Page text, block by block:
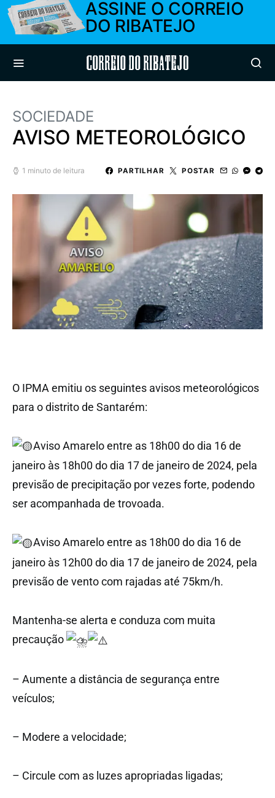
ASSINE O CORREIO
DO RIBATEJO
Correio do Ribatejo
SOCIEDADE
AVISO METEOROLÓGICO
1 minuto de leitura PARTILHAR POSTAR
O IPMA emitiu os seguintes avisos meteorológicos
para o distrito de Santarém:
Aviso Amarelo entre as 18h00 do dia 16 de
janeiro às 18h00 do dia 17 de janeiro de 2024, pela
previsão de precipitação por vezes forte, podendo
ser acompanhada de trovoada.
Aviso Amarelo entre as 18h00 do dia 16 de
janeiro às 12h00 do dia 17 de janeiro de 2024, pela
previsão de vento com rajadas até 75km/h.
Mantenha-se alerta e conduza com muita
precaução
– Aumente a distância de segurança entre
veículos;
– Modere a velocidade;
– Circule com as luzes apropriadas ligadas;